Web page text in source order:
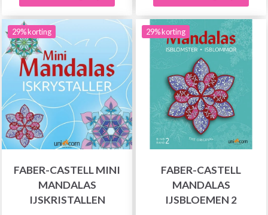
29% korting
FABER-CASTELL MINI
MANDALAS
IJSKRISTALLEN
29% korting
FABER-CASTELL
MANDALAS
IJSBLOEMEN 2